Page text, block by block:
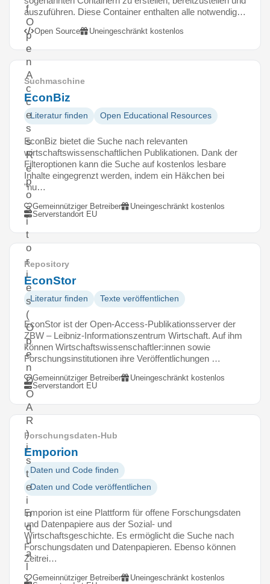
f
O
p
e
n
A
c
c
e
s
s
R
e
p
o
s
i
t
o
r
i
e
s
(
O
p
e
n
D
O
A
R
)
i
s
t
e
i
n
q
u
a
l
i
auszuführen. Diese Container enthalten alle notwendig…
Open Source Uneingeschränkt kostenlos
Suchmaschine
EconBiz
Literatur finden Open Educational Resources
EconBiz bietet die Suche nach relevanten
wirtschaftswissenschaftlichen Publikationen. Dank der
Filteroptionen kann die Suche auf kostenlos lesbare
Inhalte eingegrenzt werden, indem ein Häkchen bei
"nu…
Gemeinnütziger Betreiber
Uneingeschränkt kostenlos
Serverstandort EU
Repository
EconStor
Literatur finden Texte veröffentlichen
EconStor ist der Open-Access-Publikationsserver der
ZBW – Leibniz-Informationszentrum Wirtschaft. Auf ihm
können Wirtschaftswissenschaftler:innen sowie
Forschungsinstitutionen ihre Veröffentlichungen …
Gemeinnütziger Betreiber
Uneingeschränkt kostenlos
Serverstandort EU
Forschungsdaten-Hub
Emporion
Daten und Code finden
Daten und Code veröffentlichen
Emporion ist eine Plattform für offene Forschungsdaten
und Datenpapiere aus der Sozial- und
Wirtschaftsgeschichte. Es ermöglicht die Suche nach
Forschungsdaten und Datenpapieren. Ebenso können
Zeitrei…
Gemeinnütziger Betreiber
Uneingeschränkt kostenlos